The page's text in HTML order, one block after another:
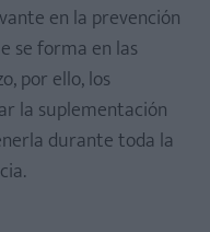
en la prevención
se forma en las
por ello, los
la suplementación
durante toda la